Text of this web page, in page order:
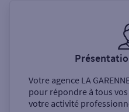
Votre agence LA
pour répondre à tous
votre activité